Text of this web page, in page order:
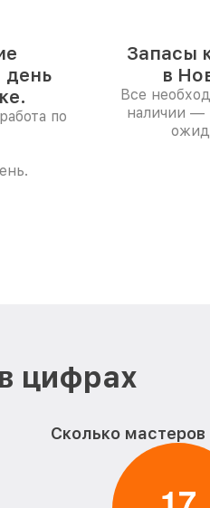
день
по
Запасы
в
Все
наличии —
цифрах
Сколько